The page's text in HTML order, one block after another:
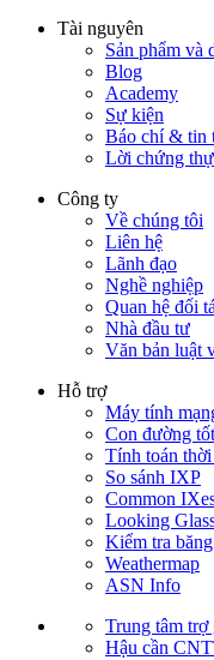
Tài nguyên
Sản phẩm và
Blog
Academy
Sự kiện
Báo chí & tin
Lời chứng
Công ty
Về chúng tôi
Liên hệ
Lãnh đạo
Nghề nghiệp
Quan hệ đối
Nhà đầu tư
Văn bản luật
Hỗ trợ
Máy tính
Con đường
Tính toán
So sánh IXP
Common
Looking
Kiểm tra
Weathermap
ASN Info
Trung tâm trợ
Hậu cần